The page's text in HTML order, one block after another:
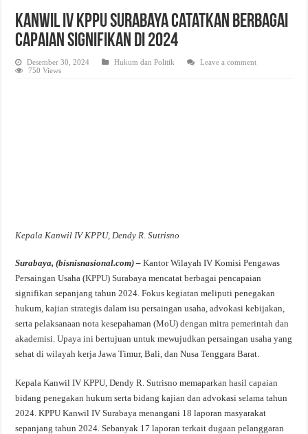
Dibutuhkan Marketing. Lamaran di-email ke redaksi@bisnisnasional.com
Kanwil IV KPPU Surabaya Catatkan Berbagai
Capaian Signifikan di 2024
Desember 30, 2024 Hukum dan Politik
Leave a comment
750 Views
Kepala Kanwil IV KPPU, Dendy R. Sutrisno
Surabaya, (bisnisnasional.com) – Kantor Wilayah IV Komisi Pengawas
Persaingan Usaha (KPPU) Surabaya mencatat berbagai pencapaian
signifikan sepanjang tahun 2024. Fokus kegiatan meliputi penegakan
hukum, kajian strategis dalam isu persaingan usaha, advokasi kebijakan,
serta pelaksanaan nota kesepahaman (MoU) dengan mitra pemerintah dan
akademisi. Upaya ini bertujuan untuk mewujudkan persaingan usaha yang
sehat di wilayah kerja Jawa Timur, Bali, dan Nusa Tenggara Barat.
Kepala Kanwil IV KPPU, Dendy R. Sutrisno memaparkan hasil capaian
bidang penegakan hukum serta bidang kajian dan advokasi selama tahun
2024. KPPU Kanwil IV Surabaya menangani 18 laporan masyarakat
sepanjang tahun 2024. Sebanyak 17 laporan terkait dugaan pelanggaran